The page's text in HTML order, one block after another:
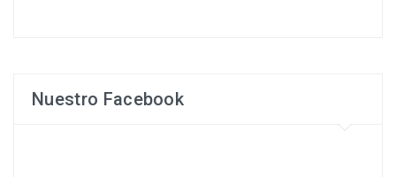
Nuestro Facebook